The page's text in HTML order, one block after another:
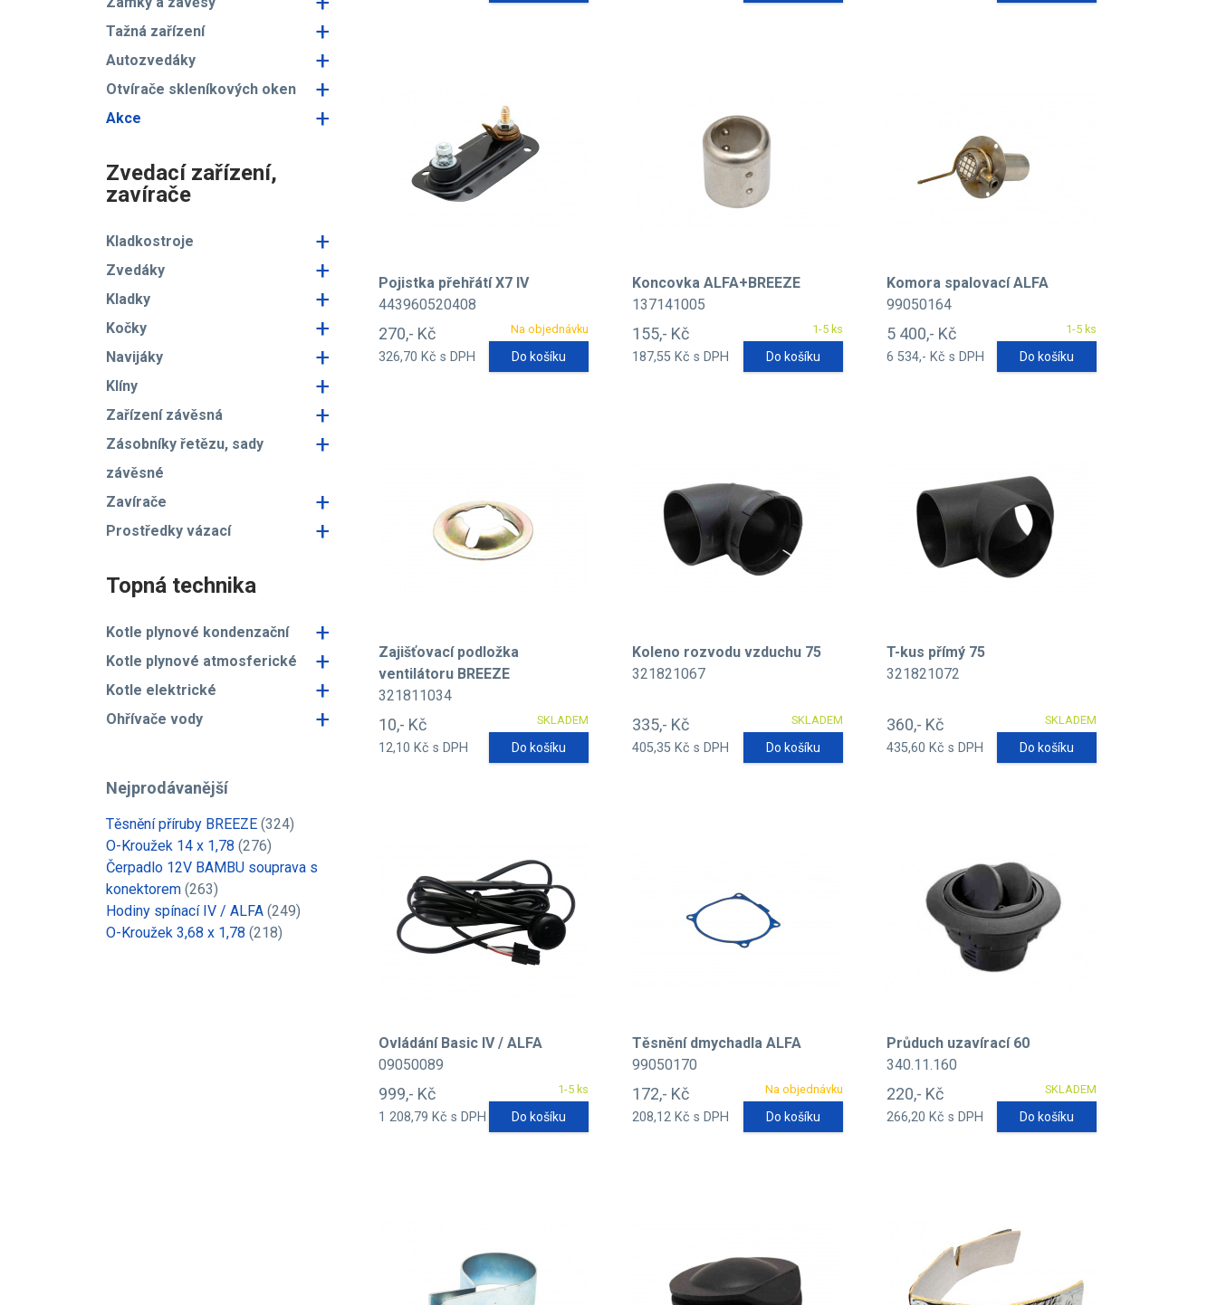
Tažná zařízení +
Autozvedáky +
Otvírače skleníkových oken +
Akce +
Zvedací zařízení,
zavírače
Kladkostroje +
Zvedáky +
Kladky +
Kočky +
Navijáky +
Klíny +
Zařízení závěsná +
Zásobníky řetězu, sady
závěsné
+
Zavírače +
Prostředky vázací +
Topná technika
Kotle plynové kondenzační +
Kotle plynové atmosferické +
Kotle elektrické +
Ohřívače vody +
Nejprodávanější
Těsnění příruby BREEZE (324)
O-Kroužek 14 x 1,78 (276)
Čerpadlo 12V BAMBU souprava s
konektorem (263)
Hodiny spínací IV / ALFA (249)
O-Kroužek 3,68 x 1,78 (218)
Pojistka přehřátí X7 IV
443960520408
Na objednávku
270,- Kč
326,70 Kč s DPH Do košíku
Koncovka ALFA+BREEZE
137141005
1-5 ks
155,- Kč
187,55 Kč s DPH Do košíku
Komora spalovací ALFA
99050164
1-5 ks
5 400,- Kč
6 534,- Kč s DPH Do košíku
Zajišťovací podložka
ventilátoru BREEZE
321811034
SKLADEM
10,- Kč
12,10 Kč s DPH Do košíku
Koleno rozvodu vzduchu 75
321821067
SKLADEM
335,- Kč
405,35 Kč s DPH Do košíku
T-kus přímý 75
321821072
SKLADEM
360,- Kč
435,60 Kč s DPH Do košíku
Ovládání Basic IV / ALFA
09050089
1-5 ks
999,- Kč
1 208,79 Kč s DPH Do košíku
Těsnění dmychadla ALFA
99050170
Na objednávku
172,- Kč
208,12 Kč s DPH Do košíku
Průduch uzavírací 60
340.11.160
SKLADEM
220,- Kč
266,20 Kč s DPH Do košíku